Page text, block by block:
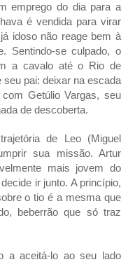
emprego do dia para a
é vendida para virar
idoso não reage bem à
Sentindo-se culpado, o
a cavalo até o Rio de
pai: deixar na escada
Getúlio Vargas, seu
de descoberta.
de Leo (Miguel
sua missão. Artur
mais jovem do
ir junto. A princípio,
o tio é a mesma que
beberrão que só traz
a aceitá-lo ao seu lado